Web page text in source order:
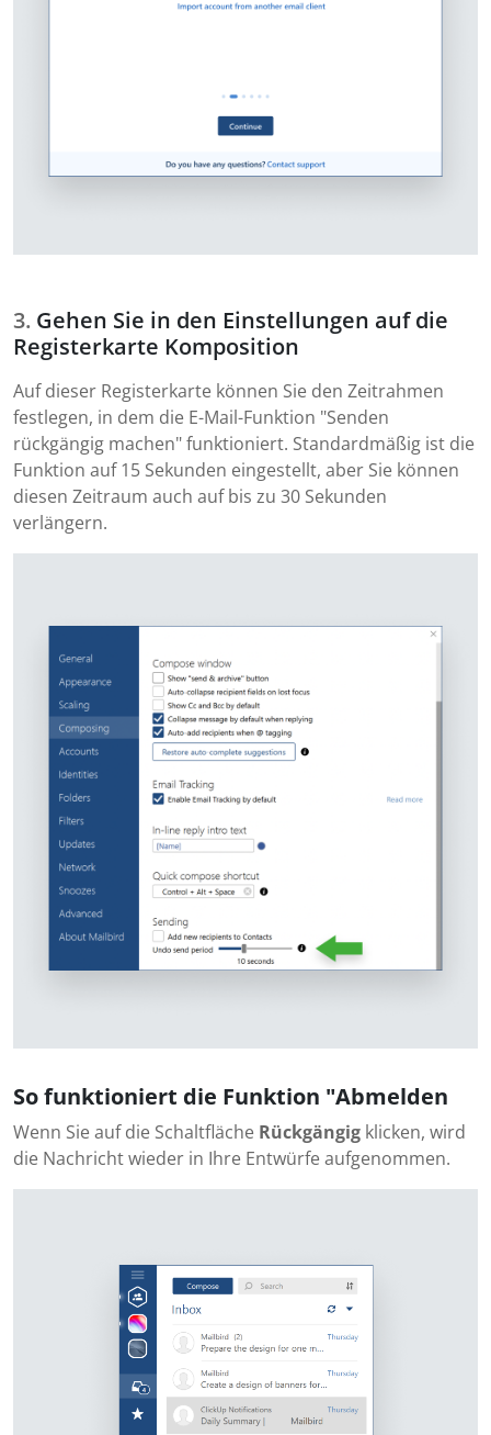
Gehen Sie in den Einstellungen auf die
Registerkarte Komposition
Auf dieser Registerkarte können Sie den Zeitrahmen
festlegen, in dem die E-Mail-Funktion "Senden
rückgängig machen" funktioniert. Standardmäßig ist die
Funktion auf 15 Sekunden eingestellt, aber Sie können
diesen Zeitraum auch auf bis zu 30 Sekunden
verlängern.
So funktioniert die Funktion "Abmelden
Wenn Sie auf die Schaltfläche Rückgängig klicken, wird
die Nachricht wieder in Ihre Entwürfe aufgenommen.